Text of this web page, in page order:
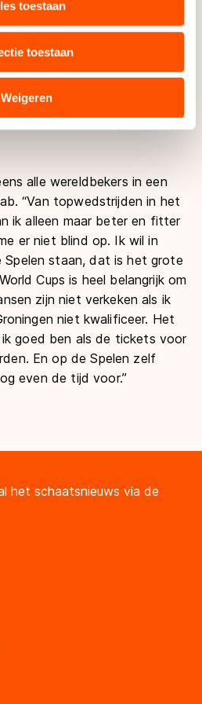
met onze partners voor social
die u aan hen heeft
verzameld via hun services.
gegevens doorgeven aan
de VS, waar mogelijk geen
geldt volgens de GDPR.
toestaan
toestaan
Weigeren
Team Plantina. Met als
goede voorbereiding op het
al snelle tijden in Inzell en is
dan twee weken in
van de KNSB Cup, waar de
alle wereldbekers in een
“Van topwedstrijden in het
ik alleen maar beter en fitter
er niet blind op. Ik wil in
Spelen staan, dat is het grote
Cups is heel belangrijk om
zijn niet verkeken als ik
niet kwalificeer. Het
goed ben als de tickets voor
En op de Spelen zelf
even de tijd voor.”
het schaatsnieuws via de